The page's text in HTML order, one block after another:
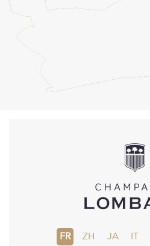
ZH JA IT
FR
Alternative: